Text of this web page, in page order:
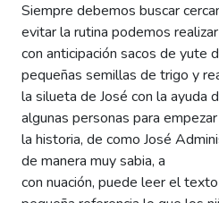
Siempre debemos buscar
evitar la rutina podemos realizar
con anticipación sacos de yute
pequeñas semillas de trigo y
la silueta de José con la ayuda
algunas personas para
la historia, de como José
de manera muy sabia, a
con nuación, puede leer el